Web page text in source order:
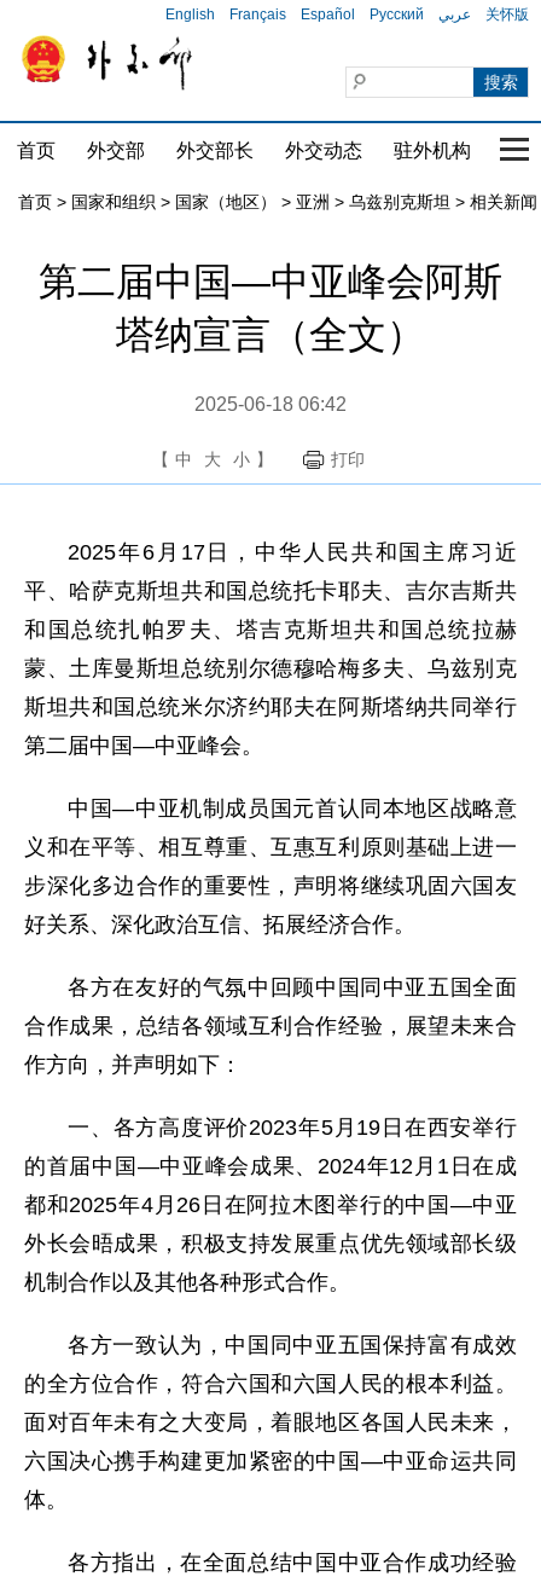
English Français Español Русский عربي 关怀版
首页 外交部 外交部长 外交动态 驻外机构 国
首页 > 国家和组织 > 国家（地区） > 亚洲 > 乌兹别克斯坦 > 相关新闻
第二届中国—中亚峰会阿斯
塔纳宣言（全文）
2025-06-18 06:42
【 中 大 小 】 打印
2025年6月17日，中华人民共和国主席习近
平、哈萨克斯坦共和国总统托卡耶夫、吉尔吉斯共
和国总统扎帕罗夫、塔吉克斯坦共和国总统拉赫
蒙、土库曼斯坦总统别尔德穆哈梅多夫、乌兹别克
斯坦共和国总统米尔济约耶夫在阿斯塔纳共同举行
第二届中国—中亚峰会。
中国—中亚机制成员国元首认同本地区战略意
义和在平等、相互尊重、互惠互利原则基础上进一
步深化多边合作的重要性，声明将继续巩固六国友
好关系、深化政治互信、拓展经济合作。
各方在友好的气氛中回顾中国同中亚五国全面
合作成果，总结各领域互利合作经验，展望未来合
作方向，并声明如下：
一、各方高度评价2023年5月19日在西安举行
的首届中国—中亚峰会成果、2024年12月1日在成
都和2025年4月26日在阿拉木图举行的中国—中亚
外长会晤成果，积极支持发展重点优先领域部长级
机制合作以及其他各种形式合作。
各方一致认为，中国同中亚五国保持富有成效
的全方位合作，符合六国和六国人民的根本利益。
面对百年未有之大变局，着眼地区各国人民未来，
六国决心携手构建更加紧密的中国—中亚命运共同
体。
各方指出，在全面总结中国中亚合作成功经验